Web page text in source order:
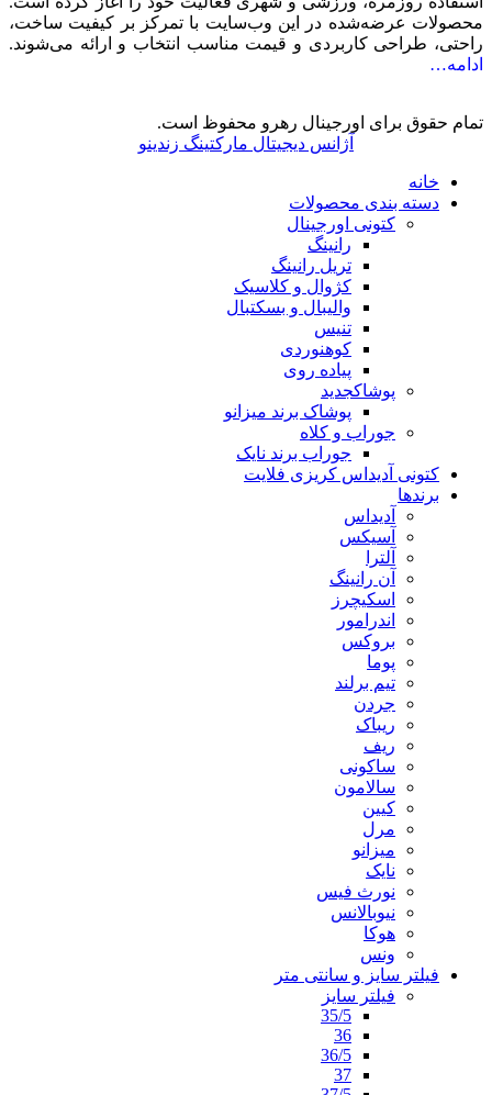
محصولات عرضه‌شده در این وب‌سایت با تمرکز بر کیفیت ساخت،
راحتی، طراحی کاربردی و قیمت مناسب انتخاب و ارائه می‌شوند.
ادامه…
تمام حقوق برای اورجینال رهرو محفوظ است.
آژانس دیجیتال مارکتینگ زندینو
خانه
دسته بندی محصولات
کتونی اورجینال
رانینگ
تریل رانینگ
کژوال و کلاسیک
والیبال و بسکتبال
تنیس
کوهنوردی
پیاده روی
پوشاکجدید
پوشاک برند میزانو
جوراب و کلاه
جوراب برند نایک
کتونی آدیداس کریزی فلایت
برندها
آدیداس
آسیکس
آلترا
آن رانینگ
اسکیچرز
اندرامور
بروکس
پوما
تیم برلند
جردن
ریباک
ریف
ساکونی
سالامون
کیین
مرل
میزانو
نایک
نورث فیس
نیوبالانس
هوکا
ونس
فیلتر سایز و سانتی متر
فیلتر سایز
35/5
36
36/5
37